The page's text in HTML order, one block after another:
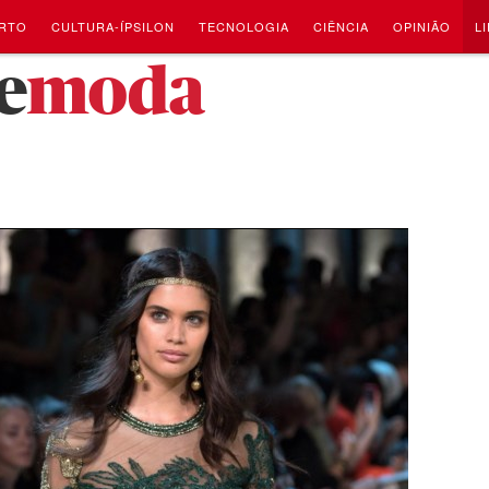
CULTURA-ÍPSILON TECNOLOGIA CIÊNCIA OPINIÃO
moda